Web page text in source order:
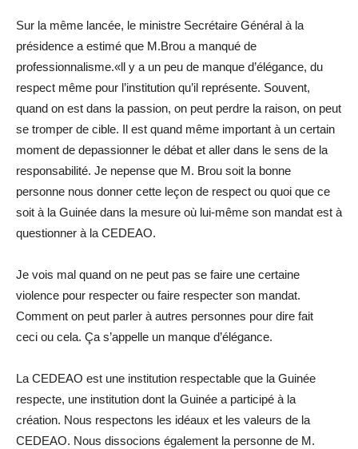
Sur la même lancée, le ministre Secrétaire Général à la
présidence a estimé que M.Brou a manqué de
professionnalisme.«ll y a un peu de manque d’élégance, du
respect même pour l’institution qu’il représente. Souvent,
quand on est dans la passion, on peut perdre la raison, on peut
se tromper de cible. Il est quand même important à un certain
moment de depassionner le débat et aller dans le sens de la
responsabilité. Je nepense que M. Brou soit la bonne
personne nous donner cette leçon de respect ou quoi que ce
soit à la Guinée dans la mesure où lui-même son mandat est à
questionner à la CEDEAO.
Je vois mal quand on ne peut pas se faire une certaine
violence pour respecter ou faire respecter son mandat.
Comment on peut parler à autres personnes pour dire fait
ceci ou cela. Ça s’appelle un manque d’élégance.
La CEDEAO est une institution respectable que la Guinée
respecte, une institution dont la Guinée a participé à la
création. Nous respectons les idéaux et les valeurs de la
CEDEAO. Nous dissocions également la personne de M.